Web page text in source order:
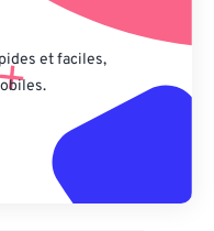
et faciles,